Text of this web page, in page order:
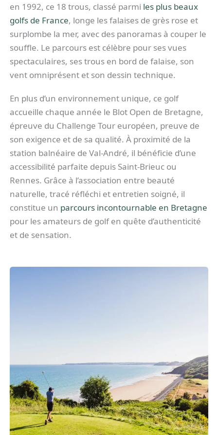
en 1992, ce 18 trous, classé parmi les plus beaux
golfs de France, longe les falaises de grès rose et
surplombe la mer, avec des panoramas à couper le
souffle. Le parcours est célèbre pour ses vues
spectaculaires, ses trous en bord de falaise, son
vent omniprésent et son dessin technique.
En plus d’un environnement unique, ce golf
accueille chaque année le Blot Open de Bretagne,
épreuve du Challenge Tour européen, preuve de
son exigence et de sa qualité. À proximité de la
station balnéaire de Val-André, il bénéficie d’une
accessibilité parfaite depuis Saint-Brieuc ou
Rennes. Grâce à l’association entre beauté
naturelle, tracé réfléchi et entretien soigné, il
constitue un parcours incontournable en Bretagne
pour les amateurs de golf en quête d’authenticité
et de sensation.